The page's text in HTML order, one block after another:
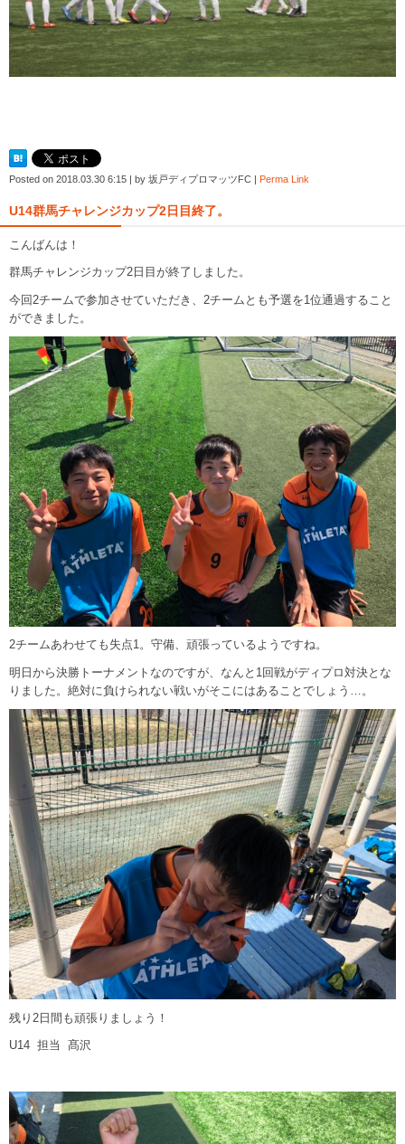
Posted on 2018.03.30 6:15 | by 坂戸ディプロマッツFC | Perma Link
U14群馬チャレンジカップ2日目終了。
こんばんは！
群馬チャレンジカップ2日目が終了しました。
今回2チームで参加させていただき、2チームとも予選を1位通過すること
ができました。
2チームあわせても失点1。守備、頑張っているようですね。
明日から決勝トーナメントなのですが、なんと1回戦がディプロ対決とな
りました。絶対に負けられない戦いがそこにはあることでしょう…。
残り2日間も頑張りましょう！
U14 担当 髙沢